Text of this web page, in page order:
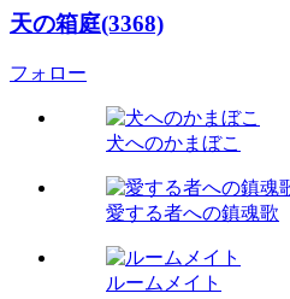
天の箱庭(3368)
フォロー
犬へのかまぼこ
愛する者への鎮魂歌
ルームメイト